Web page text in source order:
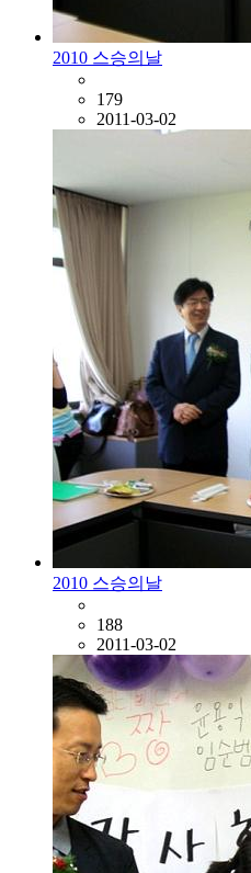
2010 스승의날
179
2011-03-02
2010 스승의날
188
2011-03-02